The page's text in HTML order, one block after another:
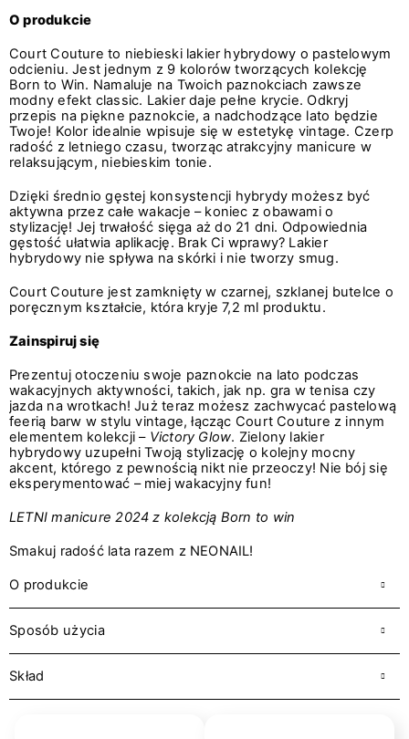
O produkcie
Court Couture to niebieski lakier hybrydowy o pastelowym
odcieniu. Jest jednym z 9 kolorów tworzących kolekcję
Born to Win. Namaluje na Twoich paznokciach zawsze
modny efekt classic. Lakier daje pełne krycie. Odkryj
przepis na piękne paznokcie, a nadchodzące lato będzie
Twoje! Kolor idealnie wpisuje się w estetykę vintage. Czerp
radość z letniego czasu, tworząc atrakcyjny manicure w
relaksującym, niebieskim tonie.
Dzięki średnio gęstej konsystencji hybrydy możesz być
aktywna przez całe wakacje – koniec z obawami o
stylizację! Jej trwałość sięga aż do 21 dni. Odpowiednia
gęstość ułatwia aplikację. Brak Ci wprawy? Lakier
hybrydowy nie spływa na skórki i nie tworzy smug.
Court Couture jest zamknięty w czarnej, szklanej butelce o
poręcznym kształcie, która kryje 7,2 ml produktu.
Zainspiruj się
Prezentuj otoczeniu swoje paznokcie na lato podczas
wakacyjnych aktywności, takich, jak np. gra w tenisa czy
jazda na wrotkach! Już teraz możesz zachwycać pastelową
feerią barw w stylu vintage, łącząc Court Couture z innym
elementem kolekcji – Victory Glow. Zielony lakier
hybrydowy uzupełni Twoją stylizację o kolejny mocny
akcent, którego z pewnością nikt nie przeoczy! Nie bój się
eksperymentować – miej wakacyjny fun!
LETNI manicure 2024 z kolekcją Born to win
Smakuj radość lata razem z NEONAIL!
O produkcie
Sposób użycia
Skład